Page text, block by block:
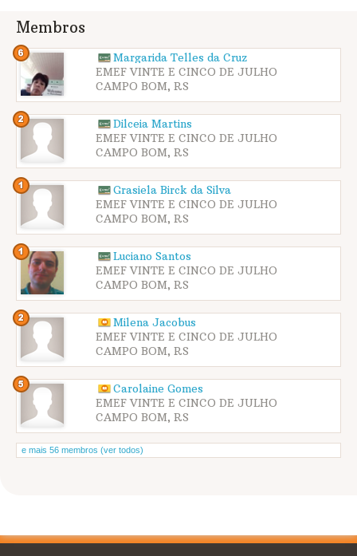
Membros
Margarida Telles da Cruz
EMEF VINTE E CINCO DE JULHO
CAMPO BOM, RS
Dilceia Martins
EMEF VINTE E CINCO DE JULHO
CAMPO BOM, RS
Grasiela Birck da Silva
EMEF VINTE E CINCO DE JULHO
CAMPO BOM, RS
Luciano Santos
EMEF VINTE E CINCO DE JULHO
CAMPO BOM, RS
Milena Jacobus
EMEF VINTE E CINCO DE JULHO
CAMPO BOM, RS
Carolaine Gomes
EMEF VINTE E CINCO DE JULHO
CAMPO BOM, RS
e mais 56 membros (ver todos)